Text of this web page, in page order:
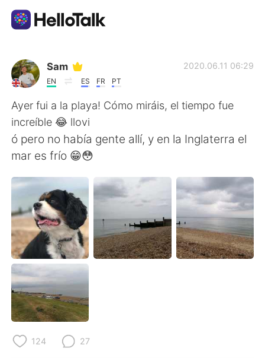
แอปแลกเปลี่ยนทางภาษา
AI Grammar Checker
ไทย
English 简体中文
繁體中文
العربية Français
Deutsch
한국어
Sam
EN ES FR PT
2020.06.11 06:29
Ayer fui a la playa! Cómo miráis, el tiempo fue
increíble 😂 llovi
ó pero no había gente allí, y en la Inglaterra el
mar es frío 😁😳
124 27